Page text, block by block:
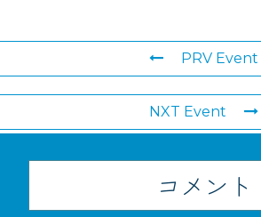
PRV Event
NXT Event
コメント